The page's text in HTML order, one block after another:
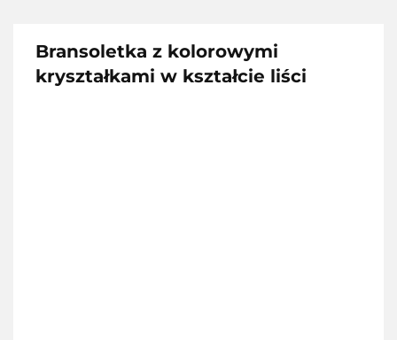
Bransoletka z kolorowymi
kryształkami w kształcie liści